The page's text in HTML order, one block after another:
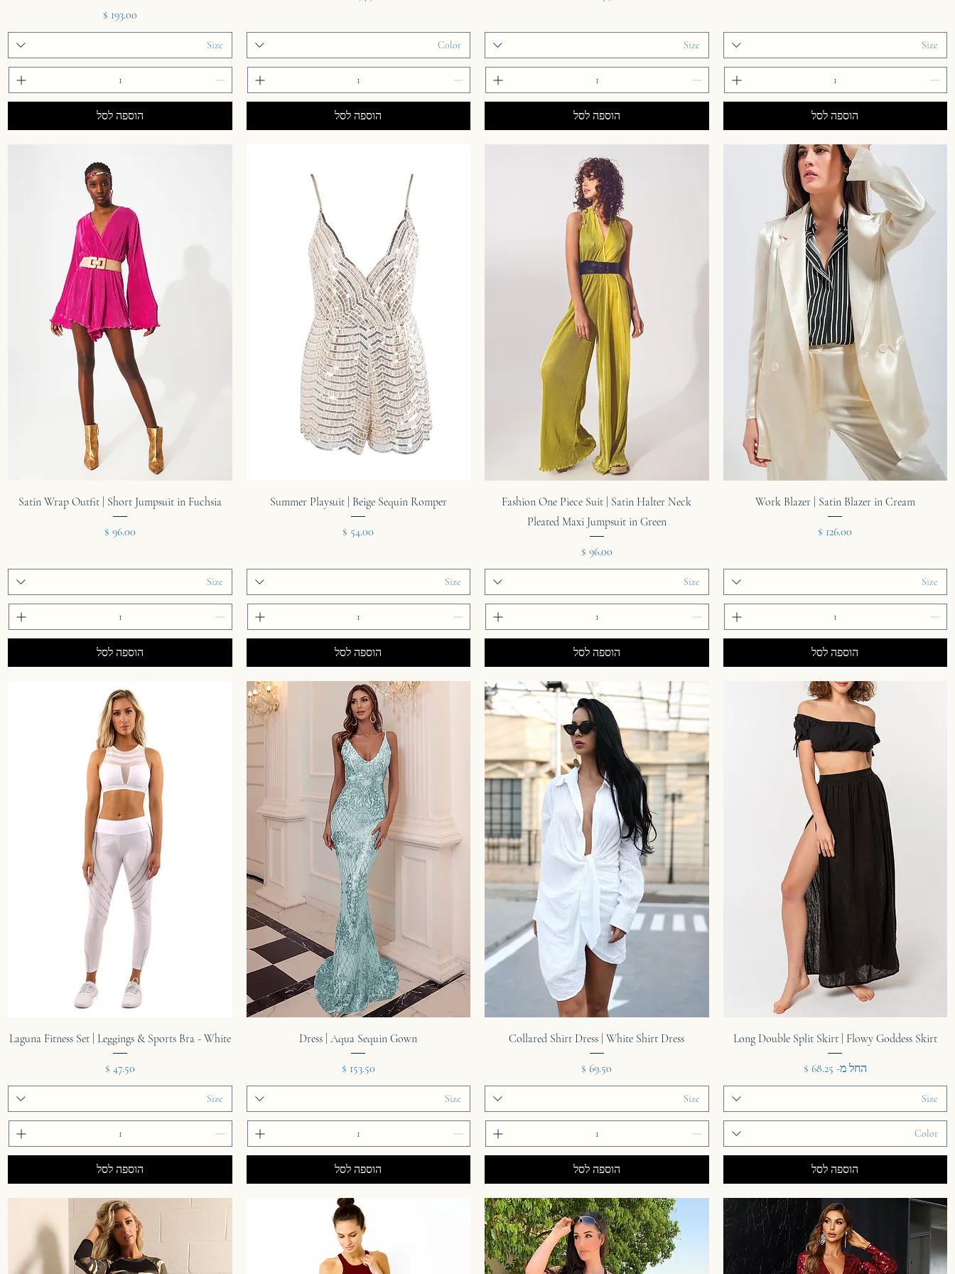
Size
הוספה לסל
Size
הוספה לסל
Color
הוספה לסל
מחיר
Size
הוספה לסל
תצוגה מהירה
Work Blazer | Satin Blazer in Cream
מחיר
Size
הוספה לסל
תצוגה מהירה
Fashion One Piece Suit | Satin Halter Neck
Pleated Maxi Jumpsuit in Green
מחיר
Size
הוספה לסל
תצוגה מהירה
Summer Playsuit | Beige Sequin Romper
מחיר
Size
הוספה לסל
תצוגה מהירה
Satin Wrap Outfit | Short Jumpsuit in Fuchsia
מחיר
Size
הוספה לסל
תצוגה מהירה
Long Double Split Skirt | Flowy Goddess Skirt
החל מ-
מחיר מבצע
Size
Color
הוספה לסל
תצוגה מהירה
Collared Shirt Dress | White Shirt Dress
מחיר
Size
הוספה לסל
תצוגה מהירה
Dress | Aqua Sequin Gown
מחיר
Size
הוספה לסל
תצוגה מהירה
Laguna Fitness Set | Leggings & Sports Bra - White
מחיר
Size
הוספה לסל